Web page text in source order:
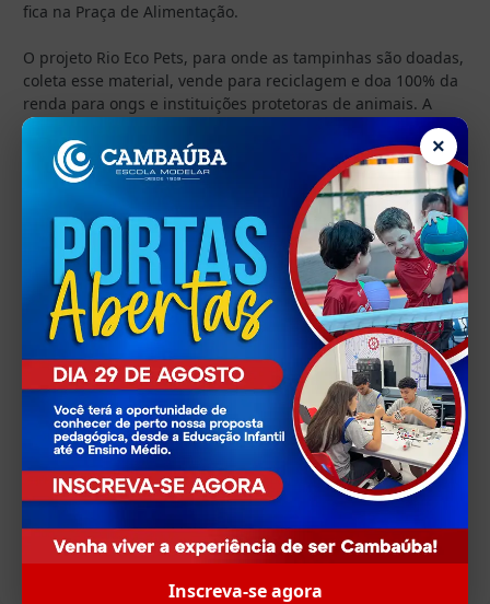
fica na Praça de Alimentação.
O projeto Rio Eco Pets, para onde as tampinhas são doadas,
coleta esse material, vende para reciclagem e doa 100% da
renda para ongs e instituições protetoras de animais. A
ação visa também à preservação do meio ambiente.
Participe e apoie essa iniciativa!
Faça sua doação em qualquer um dos pontos de coleta:
Escola Cambaúba
Rua Cambaúba, 101 - Jardim Guanabara (Ilha do
Governador)
Shopping Ilha Plaza
Av. Maestro Paulo e Silva, 400 - Freguesia (Ilha do
Governador)
Data: 27/03/2023
Compartilhar
×
Inscreva-se agora